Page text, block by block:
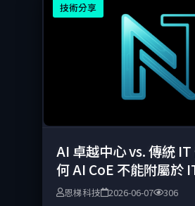
技術分享
AI 卓越中心 vs. 傳統
何 AI CoE 不能附屬於
恩梯科技 2026-06-07 306